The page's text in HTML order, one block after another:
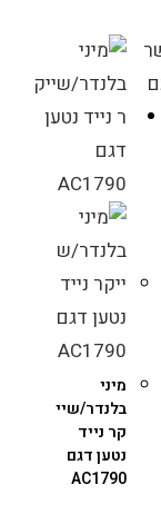
מיני
בלנדר/שיי
קר נייד
נטען דגם
AC1790